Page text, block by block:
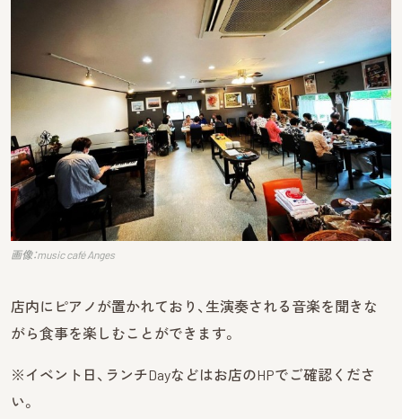
画像：music café Anges
店内にピアノが置かれており、生演奏される音楽を聞きな
がら食事を楽しむことができます。
※イベント日、ランチDayなどはお店のHPでご確認くださ
い。